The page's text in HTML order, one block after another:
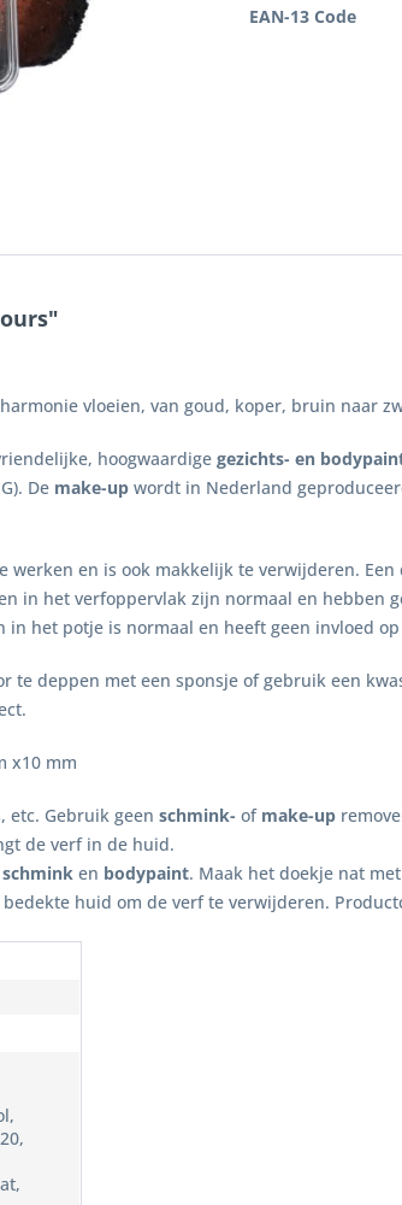
EAN-13 Code
vloeien, van goud, koper, bruin naar
hoogwaardige gezichts- en
De make-up wordt in Nederland
werken en is ook makkelijk te verwijderen. Een
in het verfoppervlak zijn normaal en hebben
in het potje is normaal en heeft geen invloed
te deppen met een sponsje of gebruik een
x10 mm
etc. Gebruik geen schmink- of make-up
de verf in de huid.
schmink en bodypaint. Maak het doekje nat
huid om de verf te verwijderen.